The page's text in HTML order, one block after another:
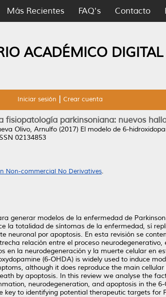
Más Recientes FAQ's Contacto
ACADÉMICO DIGITAL
Iniciar sesión Crear cuenta
fisiopatología parkinsoniana: nuevos
Olivo, Arnulfo (2017) El modelo de 6-
02134853
Non-commercial No Derivatives.
generar modelos de la enfermedad de
la totalidad de síntomas de la enfermedad, sí
neuronal por apoptosis. En esta revisión se
relación entre el proceso
en la neurodegeneración y la muerte celular en
(6-OHDA) is widely used to induce
although it does reproduce the main
by apoptosis. In this review we analyse the
neurodegeneration, and apoptosis in the
key to identifying potential therapeutic targets for